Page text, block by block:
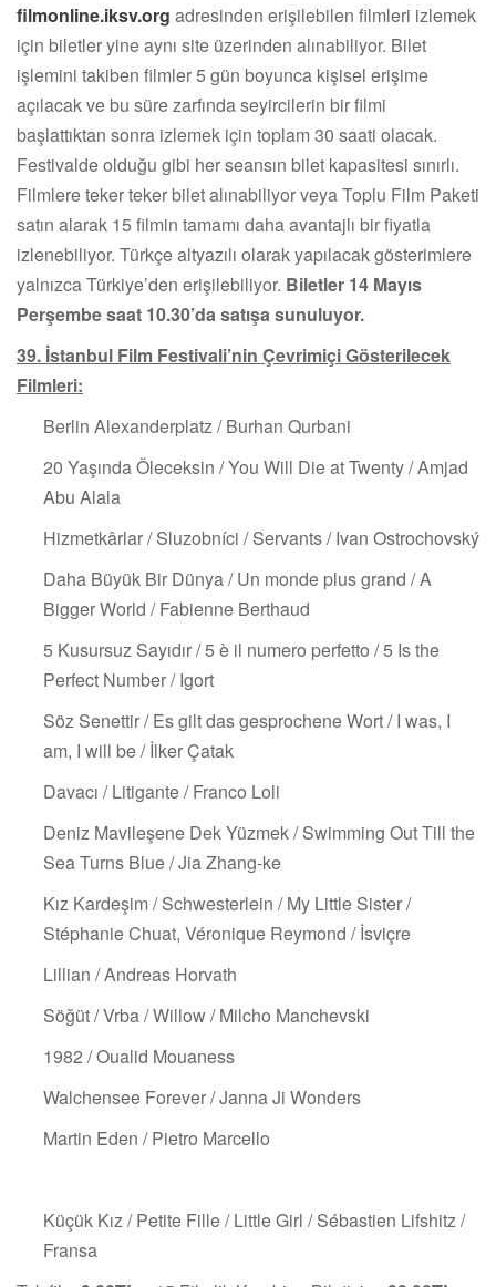
filmonline.iksv.org adresinden erişilebilen filmleri izlemek
için biletler yine aynı site üzerinden alınabiliyor. Bilet
işlemini takiben filmler 5 gün boyunca kişisel erişime
açılacak ve bu süre zarfında seyircilerin bir filmi
başlattıktan sonra izlemek için toplam 30 saati olacak.
Festivalde olduğu gibi her seansın bilet kapasitesi sınırlı.
Filmlere teker teker bilet alınabiliyor veya Toplu Film Paketi
satın alarak 15 filmin tamamı daha avantajlı bir fiyatla
izlenebiliyor. Türkçe altyazılı olarak yapılacak gösterimlere
yalnızca Türkiye’den erişilebiliyor. Biletler 14 Mayıs
Perşembe saat 10.30’da satışa sunuluyor.
39. İstanbul Film Festivali’nin Çevrimiçi Gösterilecek
Filmleri:
Berlin Alexanderplatz / Burhan Qurbani
20 Yaşında Öleceksin / You Will Die at Twenty / Amjad
Abu Alala
Hizmetkârlar / Sluzobníci / Servants / Ivan Ostrochovský
Daha Büyük Bir Dünya / Un monde plus grand / A
Bigger World / Fabienne Berthaud
5 Kusursuz Sayıdır / 5 è il numero perfetto / 5 Is the
Perfect Number / Igort
Söz Senettir / Es gilt das gesprochene Wort / I was, I
am, I will be / İlker Çatak
Davacı / Litigante / Franco Loli
Deniz Mavileşene Dek Yüzmek / Swimming Out Till the
Sea Turns Blue / Jia Zhang-ke
Kız Kardeşim / Schwesterlein / My Little Sister /
Stéphanie Chuat, Véronique Reymond / İsviçre
Lillian / Andreas Horvath
Söğüt / Vrba / Willow / Milcho Manchevski
1982 / Oualid Mouaness
Walchensee Forever / Janna Ji Wonders
Martin Eden / Pietro Marcello
Küçük Kız / Petite Fille / Little Girl / Sébastien Lifshitz /
Fransa